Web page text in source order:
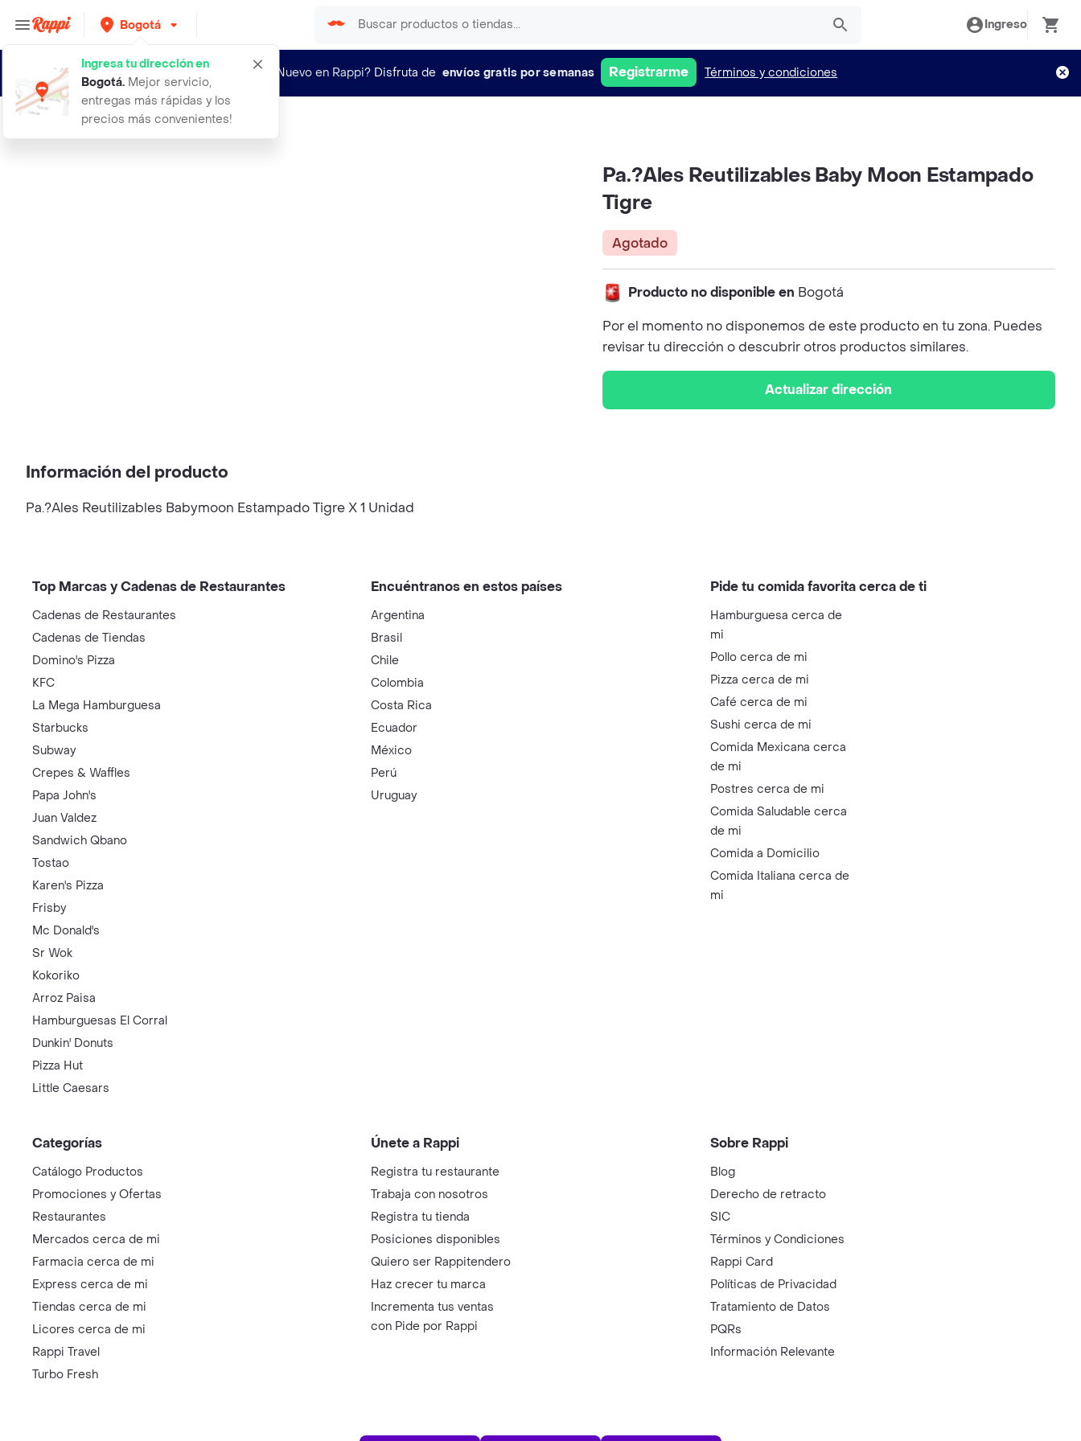
Bogotá
Ingresa tu dirección en
Bogotá. Mejor servicio,
entregas más rápidas y los
precios más convenientes!
Ingreso
¿Nuevo en Rappi? Disfruta de envíos gratis por semanas Registrarme Términos y condiciones
paales reutilizables baby moon esta
Pa.?Ales Reutilizables Baby Moon Estampado
Tigre
Agotado
Producto no disponible en Bogotá
Por el momento no disponemos de este producto en tu zona. Puedes
revisar tu dirección o descubrir otros productos similares.
Actualizar dirección
Información del producto
Pa.?Ales Reutilizables Babymoon Estampado Tigre X 1 Unidad
Top Marcas y Cadenas de Restaurantes
Cadenas de Restaurantes
Cadenas de Tiendas
Domino's Pizza
KFC
La Mega Hamburguesa
Starbucks
Subway
Crepes & Waffles
Papa John's
Juan Valdez
Sandwich Qbano
Tostao
Karen's Pizza
Frisby
Mc Donald's
Sr Wok
Kokoriko
Arroz Paisa
Hamburguesas El Corral
Dunkin' Donuts
Pizza Hut
Little Caesars
Encuéntranos en estos países
Argentina
Brasil
Chile
Colombia
Costa Rica
Ecuador
México
Perú
Uruguay
Pide tu comida favorita cerca de ti
Hamburguesa cerca de
mi
Pollo cerca de mi
Pizza cerca de mi
Café cerca de mi
Sushi cerca de mi
Comida Mexicana cerca
de mi
Postres cerca de mi
Comida Saludable cerca
de mi
Comida a Domicilio
Comida Italiana cerca de
mi
Categorías
Catálogo Productos
Promociones y Ofertas
Restaurantes
Mercados cerca de mi
Farmacia cerca de mi
Express cerca de mi
Tiendas cerca de mi
Licores cerca de mi
Rappi Travel
Turbo Fresh
Únete a Rappi
Registra tu restaurante
Trabaja con nosotros
Registra tu tienda
Posiciones disponibles
Quiero ser Rappitendero
Haz crecer tu marca
Incrementa tus ventas
con Pide por Rappi
Sobre Rappi
Blog
Derecho de retracto
SIC
Términos y Condiciones
Rappi Card
Políticas de Privacidad
Tratamiento de Datos
PQRs
Información Relevante